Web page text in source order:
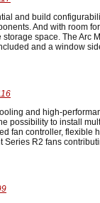
and build
And with room
space. The Arc
and a window
and high-
possibility to install
fan controller,
R2 fans